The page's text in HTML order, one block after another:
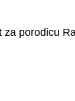
porodicu